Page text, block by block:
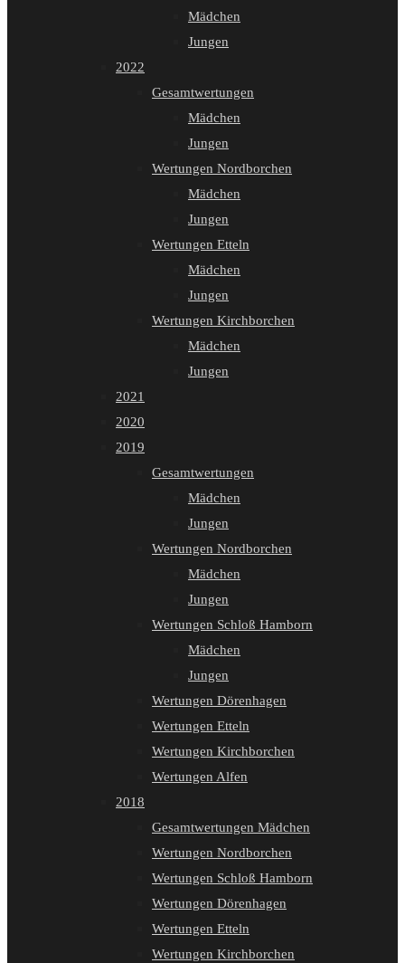
Mädchen
Jungen
2022
Gesamtwertungen
Mädchen
Jungen
Wertungen Nordborchen
Mädchen
Jungen
Wertungen Etteln
Mädchen
Jungen
Wertungen Kirchborchen
Mädchen
Jungen
2021
2020
2019
Gesamtwertungen
Mädchen
Jungen
Wertungen Nordborchen
Mädchen
Jungen
Wertungen Schloß Hamborn
Mädchen
Jungen
Wertungen Dörenhagen
Wertungen Etteln
Wertungen Kirchborchen
Wertungen Alfen
2018
Gesamtwertungen Mädchen
Wertungen Nordborchen
Wertungen Schloß Hamborn
Wertungen Dörenhagen
Wertungen Etteln
Wertungen Kirchborchen